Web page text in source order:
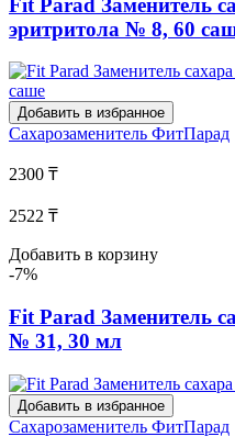
эритритола № 8, 60
Добавить в избранное
Сахарозаменитель ФитПарад
2300 ₸
2522 ₸
Добавить в корзину
-7%
Fit Parad Заменитель
№ 31, 30 мл
Добавить в избранное
Сахарозаменитель ФитПарад